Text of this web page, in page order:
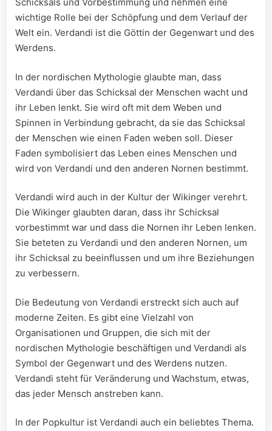
wichtige Rolle bei der Schöpfung und dem Verlauf der
Welt ein. Verdandi ist die Göttin der Gegenwart und des
Werdens.
In der nordischen Mythologie glaubte man, dass
Verdandi über das Schicksal der Menschen wacht und
ihr Leben lenkt. Sie wird oft mit dem Weben und
Spinnen in Verbindung gebracht, da sie das Schicksal
der Menschen wie einen Faden weben soll. Dieser
Faden symbolisiert das Leben eines Menschen und
wird von Verdandi und den anderen Nornen bestimmt.
Verdandi wird auch in der Kultur der Wikinger verehrt.
Die Wikinger glaubten daran, dass ihr Schicksal
vorbestimmt war und dass die Nornen ihr Leben lenken.
Sie beteten zu Verdandi und den anderen Nornen, um
ihr Schicksal zu beeinflussen und um ihre Beziehungen
zu verbessern.
Die Bedeutung von Verdandi erstreckt sich auch auf
moderne Zeiten. Es gibt eine Vielzahl von
Organisationen und Gruppen, die sich mit der
nordischen Mythologie beschäftigen und Verdandi als
Symbol der Gegenwart und des Werdens nutzen.
Verdandi steht für Veränderung und Wachstum, etwas,
das jeder Mensch anstreben kann.
In der Popkultur ist Verdandi auch ein beliebtes Thema.